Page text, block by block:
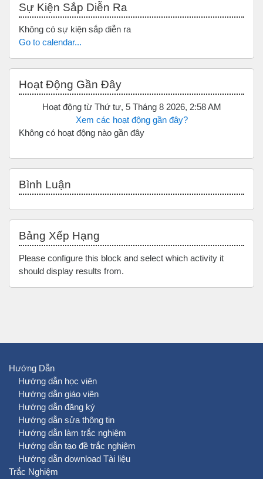
Sự Kiện Sắp Diễn Ra
Không có sự kiện sắp diễn ra
Go to calendar...
Hoạt Động Gần Đây
Hoạt động từ Thứ tư, 5 Tháng 8 2026, 2:58 AM
Xem các hoạt động gần đây?
Không có hoạt động nào gần đây
Bình Luận
Bảng Xếp Hạng
Please configure this block and select which activity it
should display results from.
Hướng Dẫn
Hướng dẫn học viên
Hướng dẫn giáo viên
Hướng dẫn đăng ký
Hướng dẫn sửa thông tin
Hướng dẫn làm trắc nghiệm
Hướng dẫn tạo đề trắc nghiệm
Hướng dẫn download Tài liệu
Trắc Nghiệm